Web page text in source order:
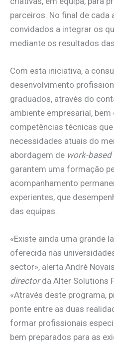
parceiros. No final de cada
convidados a integrar os
mediante os resultados
Com esta iniciativa, a
desenvolvimento
graduados, através do
ambiente empresarial,
competências técnicas
necessidades atuais do
abordagem de work-based
garantem uma formação
acompanhamento
experientes, que
das equipas.
«Existe ainda uma grande
oferecida nas
sector», alerta André
directorda Alter Solutions
«Através deste programa,
ponte entre as duas
formar profissionais
bem preparados para as